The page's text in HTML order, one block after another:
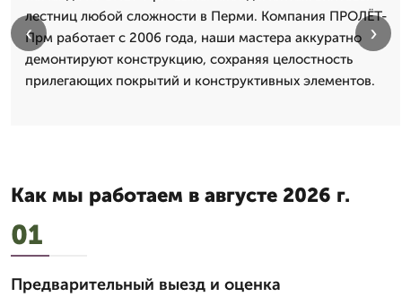
лестниц любой сложности в Перми. Компания ПРОЛЁТ-
Прм работает с 2006 года, наши мастера аккуратно
демонтируют конструкцию, сохраняя целостность
прилегающих покрытий и конструктивных элементов.
‹ ›
Как мы работаем в августе 2026 г.
01
Предварительный выезд и оценка